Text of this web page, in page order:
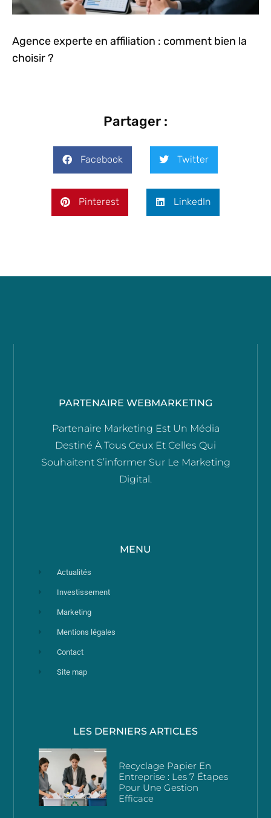
Agence experte en affiliation : comment bien la
choisir ?
Partager :
Facebook Twitter
Pinterest LinkedIn
PARTENAIRE WEBMARKETING
Partenaire Marketing Est Un Média
Destiné À Tous Ceux Et Celles Qui
Souhaitent S’informer Sur Le Marketing
Digital.
MENU
Actualités
Investissement
Marketing
Mentions légales
Contact
Site map
LES DERNIERS ARTICLES
Recyclage Papier En
Entreprise : Les 7 Étapes
Pour Une Gestion
Efficace